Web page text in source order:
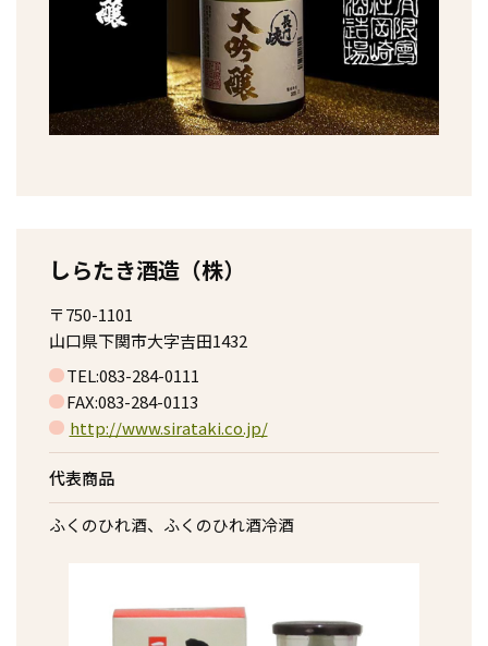
しらたき酒造（株）
〒750-1101
山口県下関市大字吉田1432
TEL:083-284-0111
FAX:083-284-0113
http://www.sirataki.co.jp/
代表商品
ふくのひれ酒、ふくのひれ酒冷酒